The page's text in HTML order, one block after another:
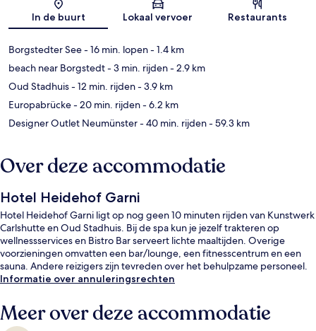
Kaart
In de buurt Lokaal vervoer Restaurants
Borgstedter See- 16 min. lopen- 1.4 km
beach near Borgstedt- 3 min. rijden- 2.9 km
Oud Stadhuis- 12 min. rijden- 3.9 km
Europabrücke- 20 min. rijden- 6.2 km
Designer Outlet Neumünster- 40 min. rijden- 59.3 km
Over deze accommodatie
Hotel Heidehof Garni
Hotel Heidehof Garni ligt op nog geen 10 minuten rijden van Kunstwerk
Carlshutte en Oud Stadhuis. Bij de spa kun je jezelf trakteren op
wellnessservices en Bistro Bar serveert lichte maaltijden. Overige
voorzieningen omvatten een bar/lounge, een fitnesscentrum en een
sauna. Andere reizigers zijn tevreden over het behulpzame personeel.
Informatie over annuleringsrechten
Meer over deze accommodatie